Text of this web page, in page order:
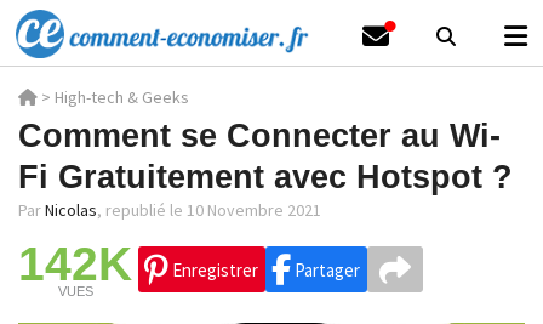
> High-tech & Geeks
Comment se Connecter au Wi-
Fi Gratuitement avec Hotspot ?
ParNicolas, republié le 10 Novembre 2021
142K
VUES
Enregistrer Partager